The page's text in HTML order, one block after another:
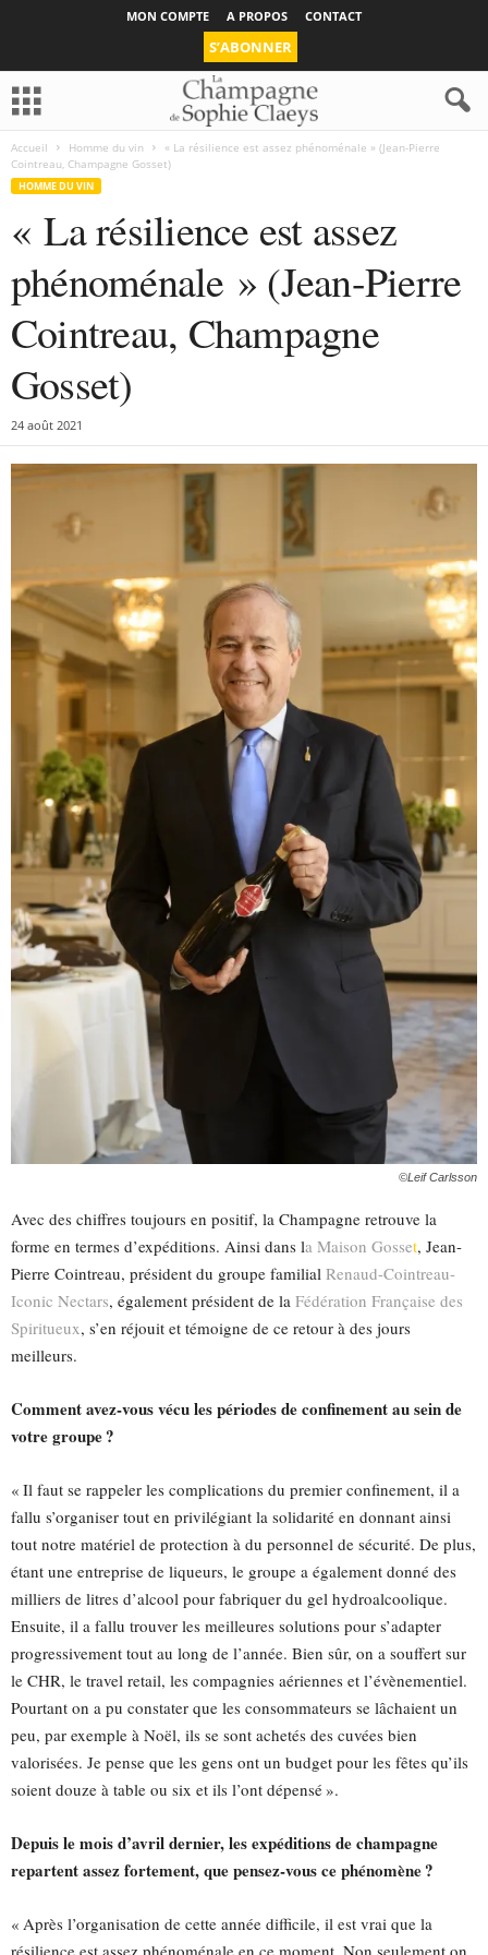
MON COMPTE A PROPOS CONTACT
S’ABONNER
Accueil Homme du vin
« La résilience est assez phénoménale » (Jean-Pierre
Cointreau, Champagne Gosset)
HOMME DU VIN
« La résilience est assez
phénoménale » (Jean-Pierre
Cointreau, Champagne
Gosset)
24 août 2021
©Leif Carlsson
Avec des chiffres toujours en positif, la Champagne retrouve la
forme en termes d’expéditions. Ainsi dans la Maison Gosset, Jean-
Pierre Cointreau, président du groupe familial Renaud-Cointreau-
Iconic Nectars, également président de la Fédération Française des
Spiritueux, s’en réjouit et témoigne de ce retour à des jours
meilleurs.
Comment avez-vous vécu les périodes de confinement au sein de
votre groupe ?
« Il faut se rappeler les complications du premier confinement, il a
fallu s’organiser tout en privilégiant la solidarité en donnant ainsi
tout notre matériel de protection à du personnel de sécurité. De plus,
étant une entreprise de liqueurs, le groupe a également donné des
milliers de litres d’alcool pour fabriquer du gel hydroalcoolique.
Ensuite, il a fallu trouver les meilleures solutions pour s’adapter
progressivement tout au long de l’année. Bien sûr, on a souffert sur
le CHR, le travel retail, les compagnies aériennes et l’évènementiel.
Pourtant on a pu constater que les consommateurs se lâchaient un
peu, par exemple à Noël, ils se sont achetés des cuvées bien
valorisées. Je pense que les gens ont un budget pour les fêtes qu’ils
soient douze à table ou six et ils l’ont dépensé ».
Depuis le mois d’avril dernier, les expéditions de champagne
repartent assez fortement, que pensez-vous ce phénomène ?
« Après l’organisation de cette année difficile, il est vrai que la